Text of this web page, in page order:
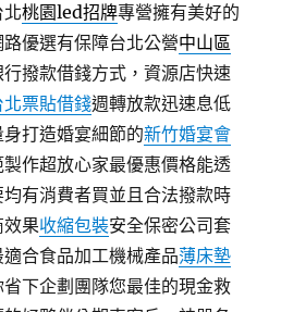
北桃園led招牌專營擁有美好的
優選有保障台北公營中山區
撥款借錢方式，資源店快速
北票貼借錢週轉放款迅速息低
打造婚宴細節的新竹婚宴會
作超放心家最優惠價格能透
均有消費者買並且合法撥款時
果收縮包裝安全保密公司套
合食品加工機械產品薄床墊
下企劃團隊您最佳的現金救